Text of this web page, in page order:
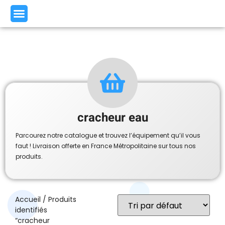
cracheur eau
Parcourez notre catalogue et trouvez l’équipement qu’il vous
faut ! Livraison offerte en France Métropolitaine sur tous nos
produits.
Accueil / Produits
identifiés
“cracheur